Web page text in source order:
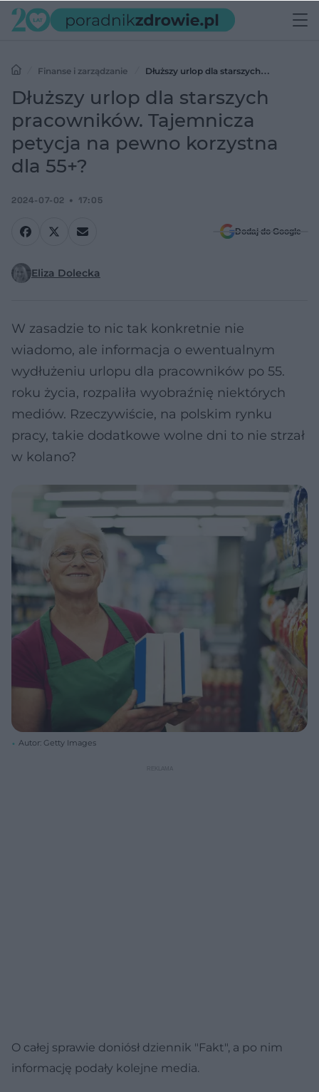
Finanse i zarządzanie
Dłuższy urlop dla starszych
pracowników. Tajemnicza petycja na pewno korzystna dla 55+?
Dłuższy urlop dla starszych
pracowników. Tajemnicza
petycja na pewno korzystna
dla 55+?
2024-07-02 17:05
Dodaj do Google
Eliza Dolecka
W zasadzie to nic tak konkretnie nie
wiadomo, ale informacja o ewentualnym
wydłużeniu urlopu dla pracowników po 55.
roku życia, rozpaliła wyobraźnię niektórych
mediów. Rzeczywiście, na polskim rynku
pracy, takie dodatkowe wolne dni to nie strzał
w kolano?
Autor: Getty Images
O całej sprawie doniósł dziennik "Fakt", a po nim
informację podały kolejne media.